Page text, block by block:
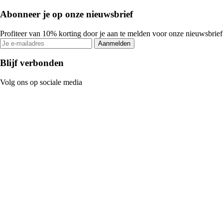
Abonneer je op onze nieuwsbrief
Profiteer van 10% korting door je aan te melden voor onze nieuwsbrief
Aanmelden
Blijf verbonden
Volg ons op sociale media